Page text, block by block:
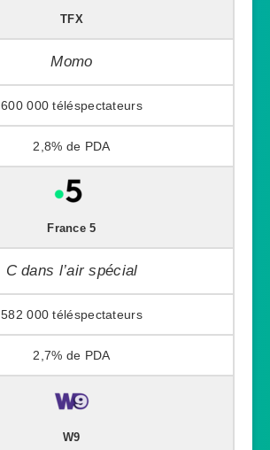
TFX
Momo
600 000
2,8%
France 5
C dans l’air spécial
582 000
2,7%
W9